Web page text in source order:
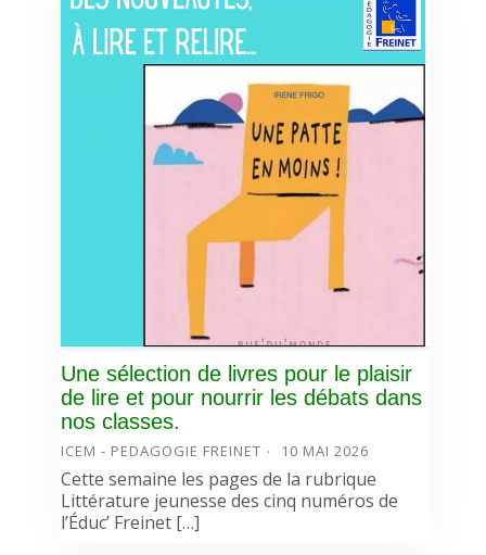
Une sélection de livres pour le plaisir
de lire et pour nourrir les débats dans
nos classes.
ICEM - PEDAGOGIE FREINET 10 MAI 2026
Cette semaine les pages de la rubrique
Littérature jeunesse des cinq numéros de
l’Éduc’ Freinet […]